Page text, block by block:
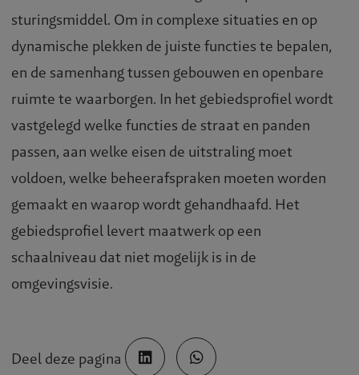
sturingsmiddel. Om in complexe situaties en op
dynamische plekken de juiste functies te bepalen,
en de samenhang tussen gebouwen en openbare
ruimte te waarborgen. In het gebiedsprofiel wordt
vastgelegd welke functies de straat en panden
passen, aan welke eisen de uitstraling moet
voldoen, welke beheerafspraken moeten worden
gemaakt en waarop wordt gehandhaafd. Het
gebiedsprofiel levert maatwerk op een
schaalniveau dat niet mogelijk is in de
omgevingsvisie.
Deel deze pagina